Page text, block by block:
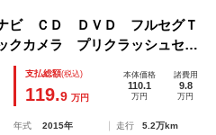
ビ ＣＤ ＤＶＤ フルセグＴ
カメラ プリクラッシュセー
トロール 車線逸脱警報 オー
インＥＴＣ ドラレコ
支払総額(税込)
119.9 万円
本体価格
110.1
万円
諸費用
9.8
万円
年式 2015年 走行
5.2万km